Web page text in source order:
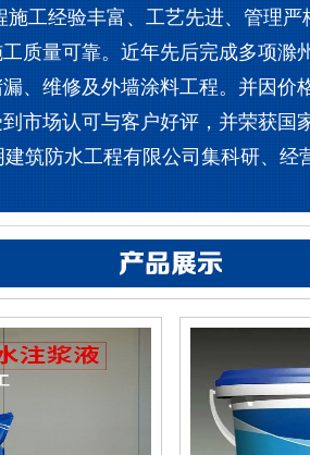
工经验丰富、工艺先进、管理严
质量可靠。近年先后完成多项滁
、维修及外墙涂料工程。并因价
市场认可与客户好评，并荣获国
筑防水工程有限公司集科研、经